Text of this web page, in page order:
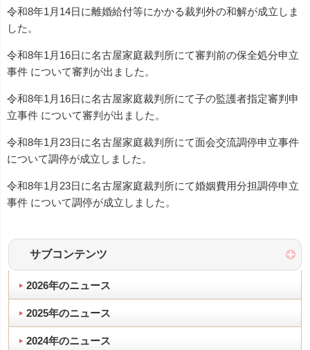
令和8年1月14日に離婚給付等にかかる裁判外の和解が成立しま
した。
令和8年1月16日に名古屋家庭裁判所にて審判前の保全処分申立
事件 について審判が出ました。
令和8年1月16日に名古屋家庭裁判所にて子の監護者指定審判申
立事件 について審判が出ました。
令和8年1月23日に名古屋家庭裁判所にて面会交流調停申立事件
について調停が成立しました。
令和8年1月23日に名古屋家庭裁判所にて婚姻費用分担調停申立
事件 について調停が成立しました。
サブコンテンツ
2026年のニュース
2025年のニュース
2024年のニュース